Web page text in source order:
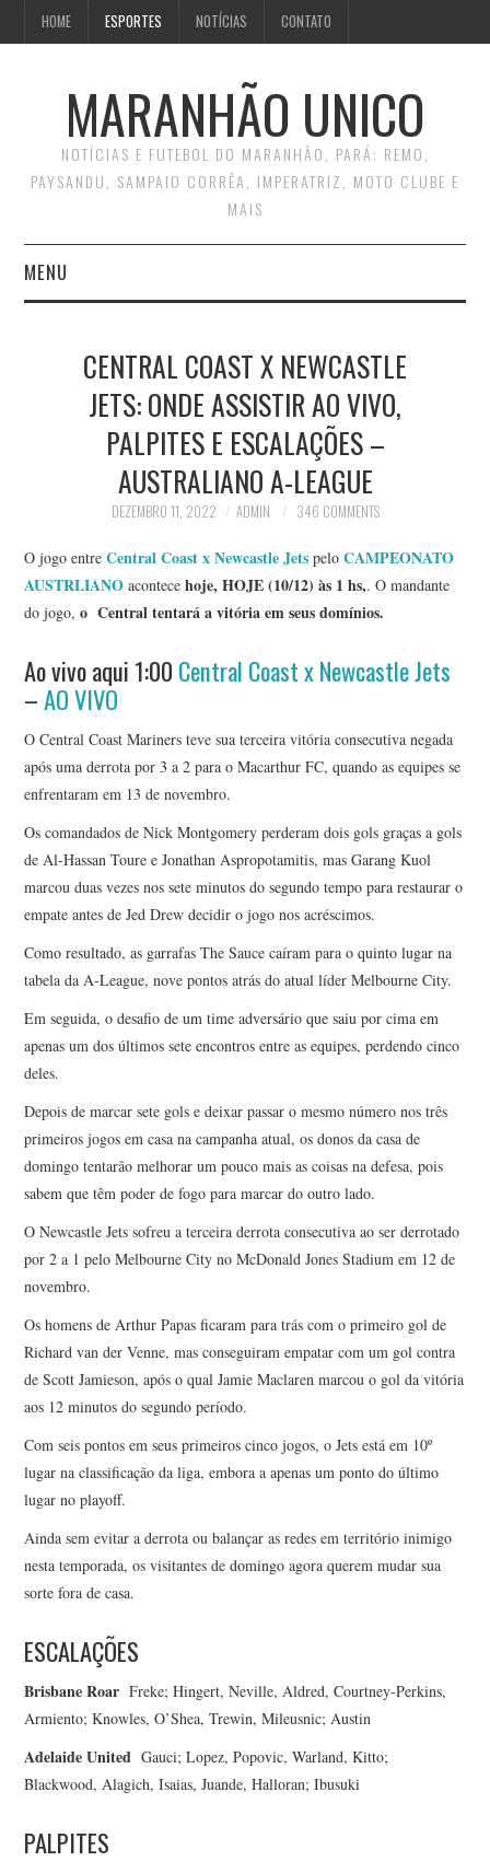
HOME ESPORTES NOTÍCIAS CONTATO
MARANHÃO UNICO
NOTÍCIAS E FUTEBOL DO MARANHÃO, PARÁ: REMO,
PAYSANDU, SAMPAIO CORRÊA, IMPERATRIZ, MOTO CLUBE E
MAIS
MENU
CONTATO
CENTRAL COAST X NEWCASTLE
JETS: ONDE ASSISTIR AO VIVO,
PALPITES E ESCALAÇÕES –
AUSTRALIANO A-LEAGUE
DEZEMBRO 11, 2022 ADMIN 346 COMMENTS
O jogo entre Central Coast x Newcastle JetspeloCAMPEONATO
AUSTRLIANO acontecehoje, HOJE (10/12) às 1 hs,. O mandante
do jogo,o Central tentará a vitória em seus domínios.
Ao vivo aqui 1:00 Central Coast x Newcastle Jets
– AO VIVO
O Central Coast Mariners teve sua terceira vitória consecutiva negada
após uma derrota por 3 a 2 para o Macarthur FC, quando as equipes se
enfrentaram em 13 de novembro.
Os comandados de Nick Montgomery perderam dois gols graças a gols
de Al-Hassan Toure e Jonathan Aspropotamitis, mas Garang Kuol
marcou duas vezes nos sete minutos do segundo tempo para restaurar o
empate antes de Jed Drew decidir o jogo nos acréscimos.
Como resultado, as garrafas The Sauce caíram para o quinto lugar na
tabela da A-League, nove pontos atrás do atual líder Melbourne City.
Em seguida, o desafio de um time adversário que saiu por cima em
apenas um dos últimos sete encontros entre as equipes, perdendo cinco
deles.
Depois de marcar sete gols e deixar passar o mesmo número nos três
primeiros jogos em casa na campanha atual, os donos da casa de
domingo tentarão melhorar um pouco mais as coisas na defesa, pois
sabem que têm poder de fogo para marcar do outro lado.
O Newcastle Jets sofreu a terceira derrota consecutiva ao ser derrotado
por 2 a 1 pelo Melbourne City no McDonald Jones Stadium em 12 de
novembro.
Os homens de Arthur Papas ficaram para trás com o primeiro gol de
Richard van der Venne, mas conseguiram empatar com um gol contra
de Scott Jamieson, após o qual Jamie Maclaren marcou o gol da vitória
aos 12 minutos do segundo período.
Com seis pontos em seus primeiros cinco jogos, o Jets está em 10º
lugar na classificação da liga, embora a apenas um ponto do último
lugar no playoff.
Ainda sem evitar a derrota ou balançar as redes em território inimigo
nesta temporada, os visitantes de domingo agora querem mudar sua
sorte fora de casa.
ESCALAÇÕES
Brisbane Roar Freke; Hingert, Neville, Aldred, Courtney-Perkins,
Armiento; Knowles, O’Shea, Trewin, Mileusnic; Austin
Adelaide United Gauci; Lopez, Popovic, Warland, Kitto;
Blackwood, Alagich, Isaias, Juande, Halloran; Ibusuki
PALPITES